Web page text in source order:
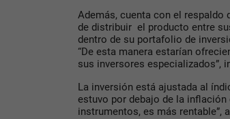
Además, cuenta con el respaldo
de distribuir el producto entre
dentro de su portafolio de
“De esta manera estarían
sus inversores especializados”,
La inversión está ajustada al
estuvo por debajo de la
instrumentos, es más rentable”,